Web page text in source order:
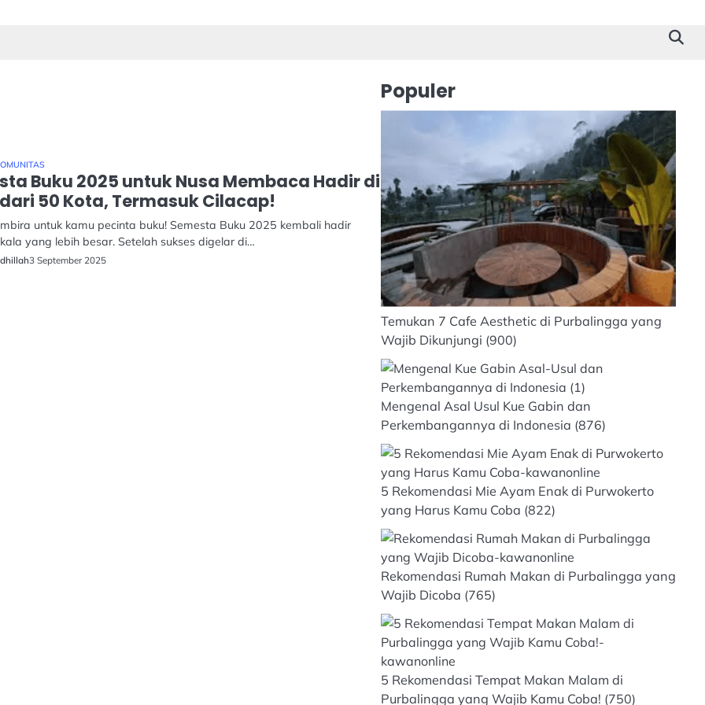
Buku 2025 untuk Nusa Membaca Hadir di
50 Kota, Termasuk Cilacap!
untuk kamu pecinta buku! Semesta Buku 2025 kembali hadir
yang lebih besar. Setelah sukses digelar di…
3 September 2025
Populer
Temukan 7 Cafe Aesthetic di Purbalingga yang
Wajib Dikunjungi (900)
Mengenal Asal Usul Kue Gabin dan
Perkembangannya di Indonesia (876)
5 Rekomendasi Mie Ayam Enak di Purwokerto
yang Harus Kamu Coba (822)
Rekomendasi Rumah Makan di Purbalingga yang
Wajib Dicoba (765)
5 Rekomendasi Tempat Makan Malam di
Purbalingga yang Wajib Kamu Coba! (750)